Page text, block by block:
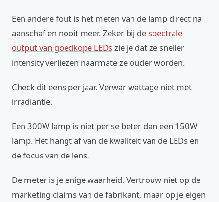
Een andere fout is het meten van de lamp direct na
aanschaf en nooit meer. Zeker bij despectrale
output van goedkope LEDszie je dat ze sneller
intensity verliezen naarmate ze ouder worden.
Check dit eens per jaar. Verwar wattage niet met
irradiantie.
Een 300W lamp is niet per se beter dan een 150W
lamp. Het hangt af van de kwaliteit van de LEDs en
de focus van de lens.
De meter is je enige waarheid. Vertrouw niet op de
marketing claims van de fabrikant, maar op je eigen